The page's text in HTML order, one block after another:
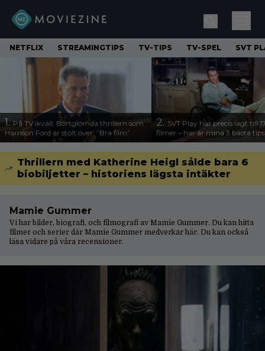
NETFLIX STREAMINGTIPS TV-TIPS TV-SPEL SVT
1. På TV ikväll: Bortglömda thrillern som
Harrison Ford är stolt över: ”Bra film”
2. SVT Play har precis lagt till
filmer – här är mina 3 bästa tips
Thrillern med Katherine Heigl sålde bara 6
biobiljetter – historiens lägsta intäkter
Mamie Gummer
Vi har bilder, biografi, och filmografi av Mamie Gummer. Du kan hitta
filmer och serier där Mamie Gummer medverkar här. Du kan också
läsa vidare på våra recensioner.